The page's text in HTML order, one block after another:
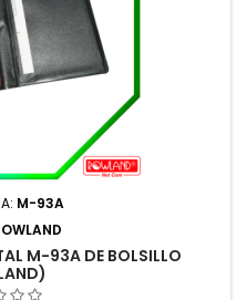
M-93A
M-93A DE BOLSILLO